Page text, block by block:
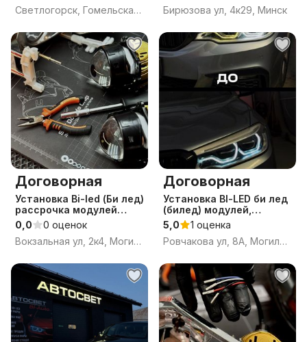
Светлогорск, Гомельская обл.
Бирюзова ул, 4к29, Минск
Договорная
Установка Bi-led (Би лед)
рассрочка модулей
(линз) в фары-Могилев.
Студия автосвета Bi-
auto. Ремонт
0,0
0 оценок
Вокзальная ул, 2к4, Могилёв, Могилёвская область
Договорная
Установка BI-LED би лед
(билед) модулей,
ремонт фар
5,0
1 оценка
Ровчакова ул, 8А, Могилёв, Могилёвская область